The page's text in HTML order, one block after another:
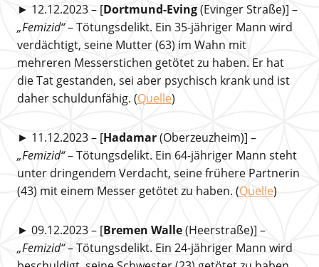
► 12.12.2023 – [Dortmund-Eving(Evinger Straße)] –
„Femizid“– Tötungsdelikt. Ein 35-jähriger Mann wird
verdächtigt, seine Mutter (63) im Wahn mit
mehreren Messerstichen getötet zu haben. Er hat
die Tat gestanden, sei aber psychisch krank und ist
daher schuldunfähig. (Quelle)
► 11.12.2023 – [Hadamar(Oberzeuzheim)] –
„Femizid“– Tötungsdelikt. Ein 64-jähriger Mann steht
unter dringendem Verdacht, seine frühere Partnerin
(43) mit einem Messer getötet zu haben. (Quelle)
► 09.12.2023 – [Bremen Walle(Heerstraße)] –
„Femizid“– Tötungsdelikt. Ein 24-jähriger Mann wird